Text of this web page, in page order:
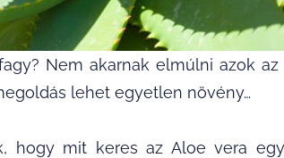
Nem akarnak elmúlni azok
lehet egyetlen növény…
hogy mit keres az Aloe vera